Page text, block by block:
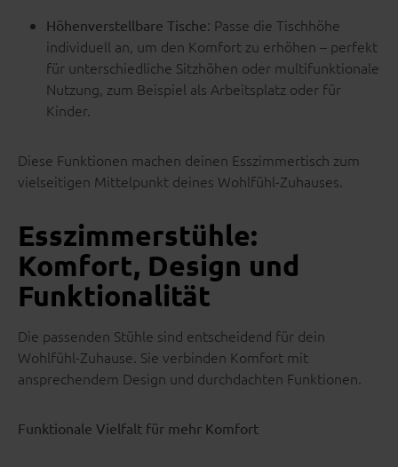
Höhenverstellbare Tische: Passe die Tischhöhe
individuell an, um den Komfort zu erhöhen – perfekt
für unterschiedliche Sitzhöhen oder multifunktionale
Nutzung, zum Beispiel als Arbeitsplatz oder für
Kinder.
Diese Funktionen machen deinen Esszimmertisch zum
vielseitigen Mittelpunkt deines Wohlfühl-Zuhauses.
Esszimmerstühle:
Komfort, Design und
Funktionalität
Die passenden Stühle sind entscheidend für dein
Wohlfühl-Zuhause. Sie verbinden Komfort mit
ansprechendem Design und durchdachten Funktionen.
Funktionale Vielfalt für mehr Komfort